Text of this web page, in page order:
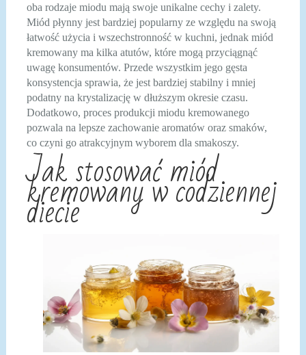
oba rodzaje miodu mają swoje unikalne cechy i zalety.
Miód płynny jest bardziej popularny ze względu na swoją
łatwość użycia i wszechstronność w kuchni, jednak miód
kremowany ma kilka atutów, które mogą przyciągnąć
uwagę konsumentów. Przede wszystkim jego gęsta
konsystencja sprawia, że jest bardziej stabilny i mniej
podatny na krystalizację w dłuższym okresie czasu.
Dodatkowo, proces produkcji miodu kremowanego
pozwala na lepsze zachowanie aromatów oraz smaków,
co czyni go atrakcyjnym wyborem dla smakoszy.
Jak stosować miód
kremowany w codziennej
diecie